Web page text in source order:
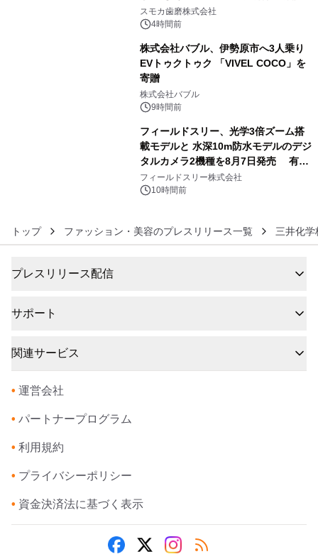
始！
スモカ歯磨株式会社
4時間前
株式会社バブル、伊勢原市へ3人乗り
EVトゥクトゥク 「VIVEL COCO」を
寄贈
株式会社バブル
9時間前
フィールドスリー、光学3倍ズーム搭
載モデルと 水深10m防水モデルのデジ
タルカメラ2機種を8月7日発売 有効
約1300万画素、用途別に選べるコンデ
ジ新登場
フィールドスリー株式会社
10時間前
トップ ファッション・美容のプレスリリース一覧 三井化
プレスリリース配信
サポート
関連サービス
• 運営会社
• パートナープログラム
• 利用規約
• プライバシーポリシー
• 資金決済法に基づく表示